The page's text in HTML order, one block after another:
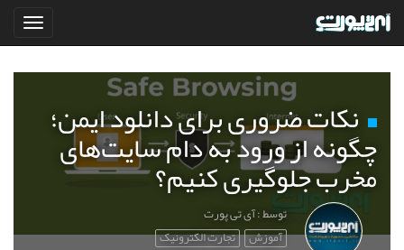
نکات ضروری برای دانلود ایمن؛
چگونه از ورود به دام سایت‌های
مخرب جلوگیری کنیم؟
توسط : آی تی پورت
آموزش تجارت الکترونیک